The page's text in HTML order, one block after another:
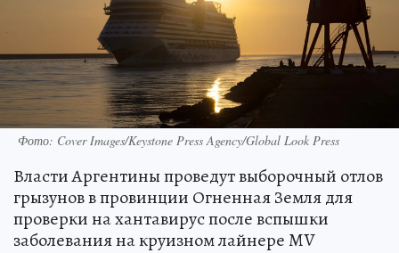
Фото: Cover Images/Keystone Press Agency/Global Look Press
Власти Аргентины проведут выборочный отлов
грызунов в провинции Огненная Земля для
проверки на хантавирус после вспышки
заболевания на круизном лайнере MV